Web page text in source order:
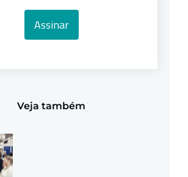
Assinar
Veja também